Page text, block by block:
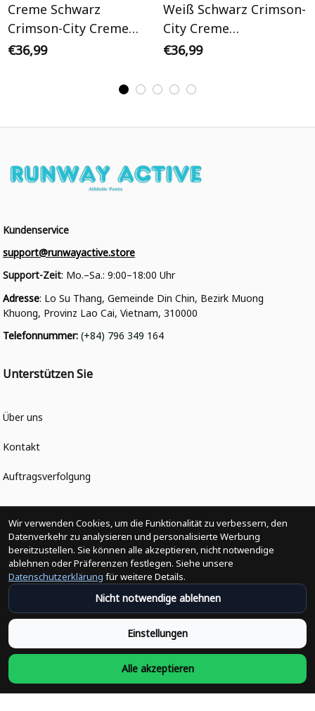
Creme Schwarz
Crimson-City Creme
Initiale Personalisiertes
€36,99
Weiß Schwarz Crimson-
City Creme
Personalisiertes Varsity
€36,99
Kundenservice
support@runwayactive.store
Support-Zeit: Mo.–Sa.: 9:00–18:00 Uhr
Adresse: Lo Su Thang, Gemeinde Din Chin, Bezirk Muong
Khuong, Provinz Lao Cai, Vietnam, 310000
Telefonnummer: (+84) 796 349 164
Unterstützen Sie
Über uns
Kontakt
Auftragsverfolgung
Politiken
Änderungen der Bestellung
Versandpolitik
Rückerstattungsrichtlinie
Rückgabepolitik
Wir verwenden Cookies, um die Funktionalität zu verbessern, den
Datenverkehr zu analysieren und personalisierte Werbung
bereitzustellen. Sie können alle akzeptieren, nicht notwendige
ablehnen oder Präferenzen festlegen. Siehe unsere
Datenschutzerklärung für weitere Details.
Nicht notwendige ablehnen
Einstellungen
Alle akzeptieren